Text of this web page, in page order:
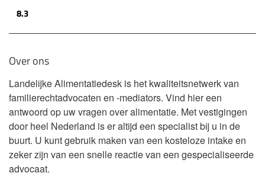
8.3
Over ons
Landelijke Alimentatiedesk is het kwaliteitsnetwerk van
familierechtadvocaten en -mediators. Vind hier een
antwoord op uw vragen over alimentatie. Met vestigingen
door heel Nederland is er altijd een specialist bij u in de
buurt. U kunt gebruik maken van een kosteloze intake en
zeker zijn van een snelle reactie van een gespecialiseerde
advocaat.